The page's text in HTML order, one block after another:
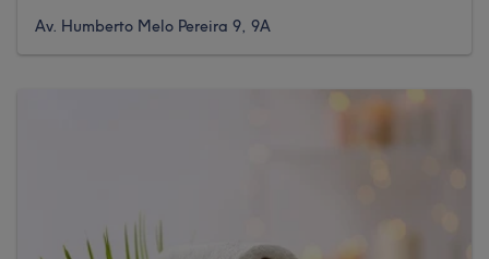
Av. Humberto Melo Pereira 9, 9A